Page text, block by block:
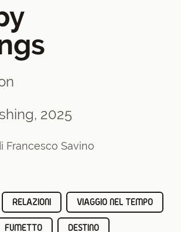
2025
Francesco Savino
RELAZIONI VIAGGIO NEL TEMPO
FUMETTO DESTINO